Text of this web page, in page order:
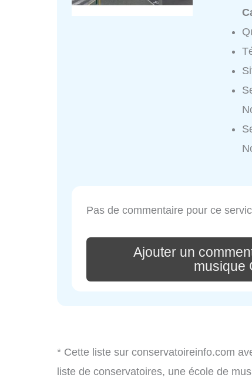
Pas de commentaire pour ce
Ajouter un
musique
* Cette liste sur conservatoireinfo.com
liste de conservatoires, une école de